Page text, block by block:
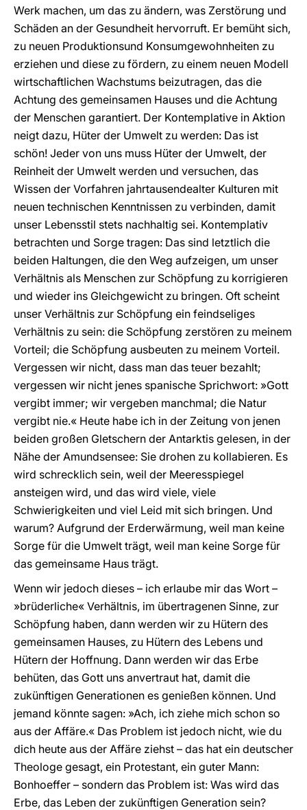
Werk machen, um das zu ändern, was Zerstörung und
Schäden an der Gesundheit hervorruft. Er bemüht sich,
zu neuen Produktionsund Konsumgewohnheiten zu
erziehen und diese zu fördern, zu einem neuen Modell
wirtschaftlichen Wachstums beizutragen, das die
Achtung des gemeinsamen Hauses und die Achtung
der Menschen garantiert. Der Kontemplative in Aktion
neigt dazu, Hüter der Umwelt zu werden: Das ist
schön! Jeder von uns muss Hüter der Umwelt, der
Reinheit der Umwelt werden und versuchen, das
Wissen der Vorfahren jahrtausendealter Kulturen mit
neuen technischen Kenntnissen zu verbinden, damit
unser Lebensstil stets nachhaltig sei. Kontemplativ
betrachten und Sorge tragen: Das sind letztlich die
beiden Haltungen, die den Weg aufzeigen, um unser
Verhältnis als Menschen zur Schöpfung zu korrigieren
und wieder ins Gleichgewicht zu bringen. Oft scheint
unser Verhältnis zur Schöpfung ein feindseliges
Verhältnis zu sein: die Schöpfung zerstören zu meinem
Vorteil; die Schöpfung ausbeuten zu meinem Vorteil.
Vergessen wir nicht, dass man das teuer bezahlt;
vergessen wir nicht jenes spanische Sprichwort: »Gott
vergibt immer; wir vergeben manchmal; die Natur
vergibt nie.« Heute habe ich in der Zeitung von jenen
beiden großen Gletschern der Antarktis gelesen, in der
Nähe der Amundsensee: Sie drohen zu kollabieren. Es
wird schrecklich sein, weil der Meeresspiegel
ansteigen wird, und das wird viele, viele
Schwierigkeiten und viel Leid mit sich bringen. Und
warum? Aufgrund der Erderwärmung, weil man keine
Sorge für die Umwelt trägt, weil man keine Sorge für
das gemeinsame Haus trägt.
Wenn wir jedoch dieses – ich erlaube mir das Wort –
»brüderliche« Verhältnis, im übertragenen Sinne, zur
Schöpfung haben, dann werden wir zu Hütern des
gemeinsamen Hauses, zu Hütern des Lebens und
Hütern der Hoffnung. Dann werden wir das Erbe
behüten, das Gott uns anvertraut hat, damit die
zukünftigen Generationen es genießen können. Und
jemand könnte sagen: »Ach, ich ziehe mich schon so
aus der Affäre.« Das Problem ist jedoch nicht, wie du
dich heute aus der Affäre ziehst – das hat ein deutscher
Theologe gesagt, ein Protestant, ein guter Mann:
Bonhoeffer – sondern das Problem ist: Was wird das
Erbe, das Leben der zukünftigen Generation sein?